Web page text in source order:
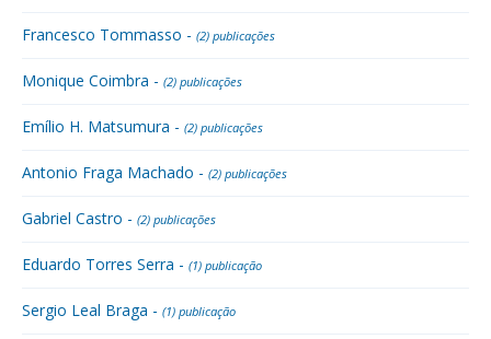
Francesco Tommasso - (2) publicações
Monique Coimbra - (2) publicações
Emílio H. Matsumura - (2) publicações
Antonio Fraga Machado - (2) publicações
Gabriel Castro - (2) publicações
Eduardo Torres Serra - (1) publicação
Sergio Leal Braga - (1) publicação